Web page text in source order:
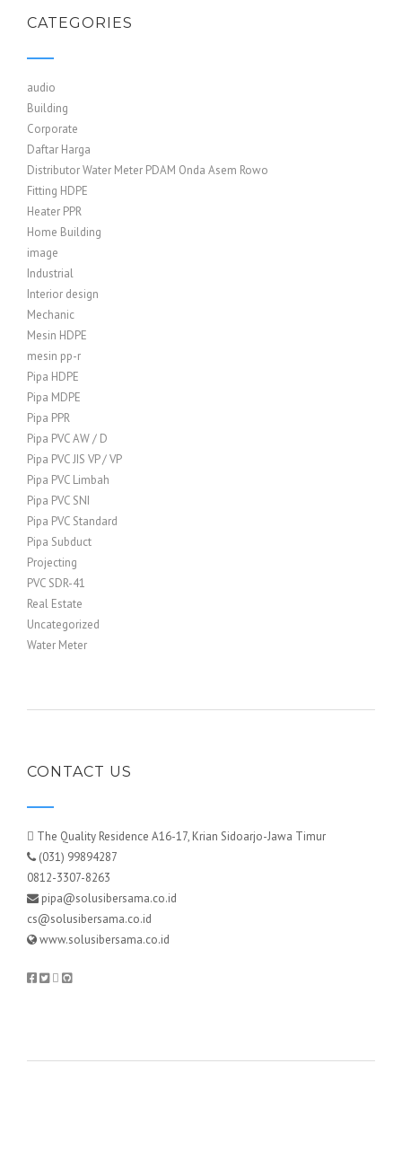
CATEGORIES
audio
Building
Corporate
Daftar Harga
Distributor Water Meter PDAM Onda Asem Rowo
Fitting HDPE
Heater PPR
Home Building
image
Industrial
Interior design
Mechanic
Mesin HDPE
mesin pp-r
Pipa HDPE
Pipa MDPE
Pipa PPR
Pipa PVC AW / D
Pipa PVC JIS VP / VP
Pipa PVC Limbah
Pipa PVC SNI
Pipa PVC Standard
Pipa Subduct
Projecting
PVC SDR-41
Real Estate
Uncategorized
Water Meter
CONTACT US
The Quality Residence A16-17, Krian Sidoarjo-Jawa Timur
(031) 99894287
0812-3307-8263
pipa@solusibersama.co.id
cs@solusibersama.co.id
www.solusibersama.co.id